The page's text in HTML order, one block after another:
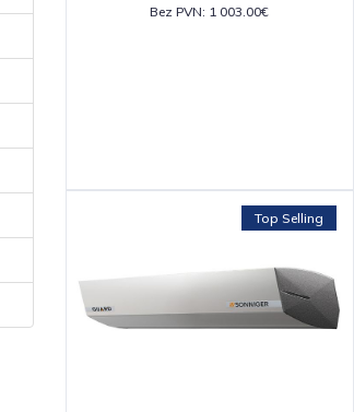
Bez PVN: 1 003.00€
Top Selling